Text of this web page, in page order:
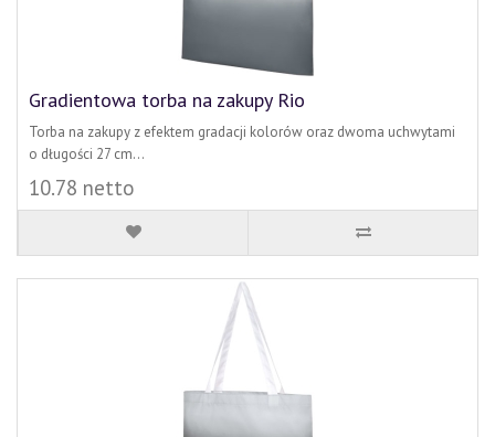
Gradientowa torba na zakupy Rio
Torba na zakupy z efektem gradacji kolorów oraz dwoma uchwytami
o długości 27 cm...
10.78 netto